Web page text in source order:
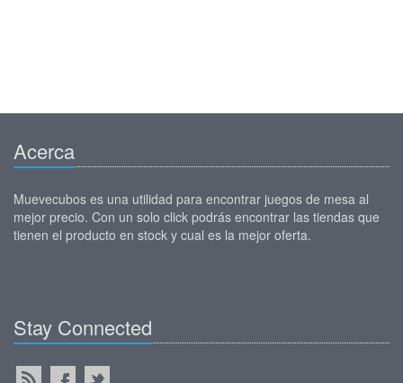
Acerca
Muevecubos es una utilidad para encontrar juegos de mesa al
mejor precio. Con un solo click podrás encontrar las tiendas que
tienen el producto en stock y cual es la mejor oferta.
Stay Connected